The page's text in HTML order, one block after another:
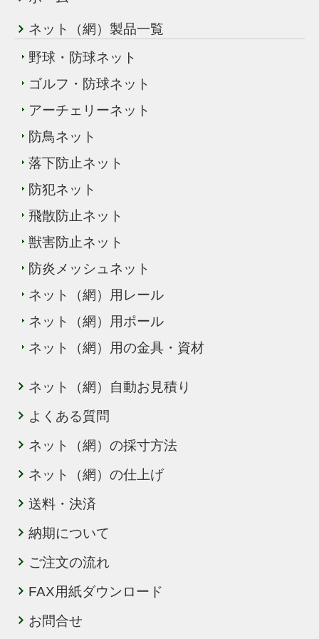
ネット（網）製品一覧
野球・防球ネット
ゴルフ・防球ネット
アーチェリーネット
防鳥ネット
落下防止ネット
防犯ネット
飛散防止ネット
獣害防止ネット
防炎メッシュネット
ネット（網）用レール
ネット（網）用ポール
ネット（網）用の金具・資材
ネット（網）自動お見積り
よくある質問
ネット（網）の採寸方法
ネット（網）の仕上げ
送料・決済
納期について
ご注文の流れ
FAX用紙ダウンロード
お問合せ